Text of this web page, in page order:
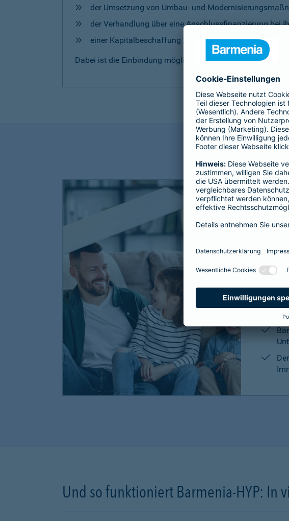
der Umsetzung von Umbau- und
der Verhandlung über eine Anschlussfinanzierung bei
einer Kapitalbeschaffung zur freien Verwendung
Dabei ist die Einbindung möglicher Fördermittelgenauso
Und so funktioniert Barmenia-HYP: In